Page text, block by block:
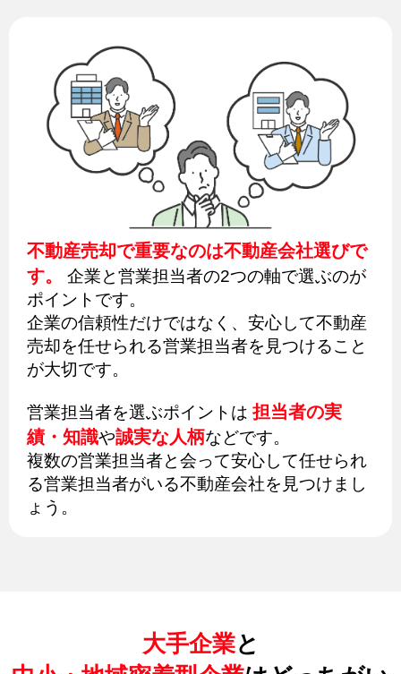
不動産売却で重要なのは不動産会社選びで
す。
企業と営業担当者の2つの軸で選ぶのが
ポイントです。
企業の信頼性だけではなく、安心して不動産
売却を任せられる営業担当者を見つけること
が大切です。
営業担当者を選ぶポイントは 担当者の実
績・知識や誠実な人柄などです。
複数の営業担当者と会って安心して任せられ
る営業担当者がいる不動産会社を見つけまし
ょう。
大手企業と